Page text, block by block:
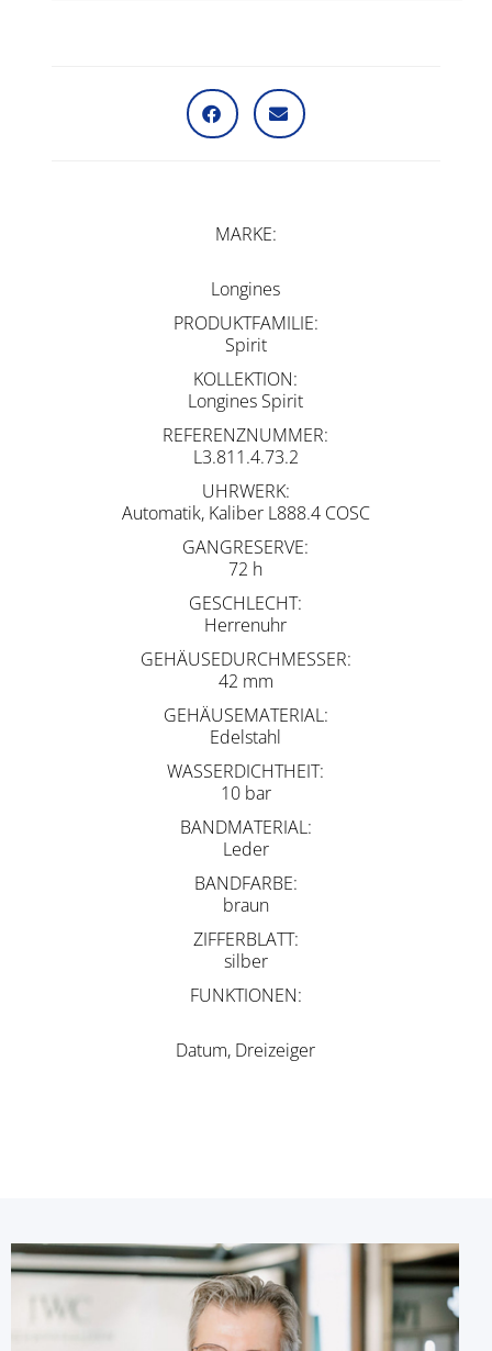
MARKE
Longines
PRODUKTFAMILIE
Spirit
KOLLEKTION
Longines Spirit
REFERENZNUMMER
L3.811.4.73.2
UHRWERK
Automatik, Kaliber L888.4 COSC
GANGRESERVE
72 h
GESCHLECHT
Herrenuhr
GEHÄUSEDURCHMESSER
42 mm
GEHÄUSEMATERIAL
Edelstahl
WASSERDICHTHEIT
10 bar
BANDMATERIAL
Leder
BANDFARBE
braun
ZIFFERBLATT
silber
FUNKTIONEN
Datum, Dreizeiger